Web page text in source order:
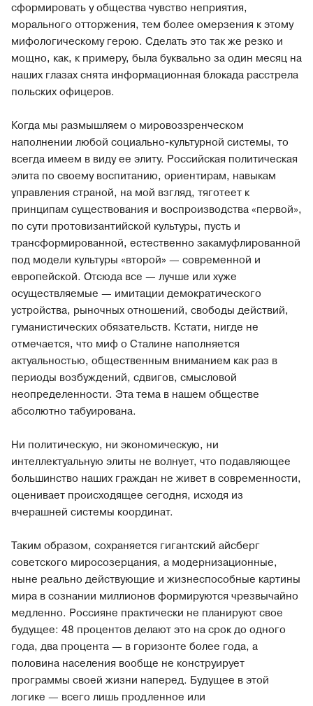
сформировать у общества чувство неприятия,
морального отторжения, тем более омерзения к этому
мифологическому герою. Сделать это так же резко и
мощно, как, к примеру, была буквально за один месяц на
наших глазах снята информационная блокада расстрела
польских офицеров.
Когда мы размышляем о мировоззренческом
наполнении любой социально-культурной системы, то
всегда имеем в виду ее элиту. Российская политическая
элита по своему воспитанию, ориентирам, навыкам
управления страной, на мой взгляд, тяготеет к
принципам существования и воспроизводства «первой»,
по сути протовизантийской культуры, пусть и
трансформированной, естественно закамуфлированной
под модели культуры «второй» — современной и
европейской. Отсюда все — лучше или хуже
осуществляемые — имитации демократического
устройства, рыночных отношений, свободы действий,
гуманистических обязательств. Кстати, нигде не
отмечается, что миф о Сталине наполняется
актуальностью, общественным вниманием как раз в
периоды возбуждений, сдвигов, смысловой
неопределенности. Эта тема в нашем обществе
абсолютно табуирована.
Ни политическую, ни экономическую, ни
интеллектуальную элиты не волнует, что подавляющее
большинство наших граждан не живет в современности,
оценивает происходящее сегодня, исходя из
вчерашней системы координат.
Таким образом, сохраняется гигантский айсберг
советского миросозерцания, а модернизационные,
ныне реально действующие и жизнеспособные картины
мира в сознании миллионов формируются чрезвычайно
медленно. Россияне практически не планируют свое
будущее: 48 процентов делают это на срок до одного
года, два процента — в горизонте более года, а
половина населения вообще не конструирует
программы своей жизни наперед. Будущее в этой
логике — всего лишь продленное или